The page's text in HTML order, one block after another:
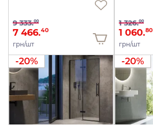
9 333.00
7 466.40
грн/шт
1 326.00
1 060.80
грн/шт
-20% -20%